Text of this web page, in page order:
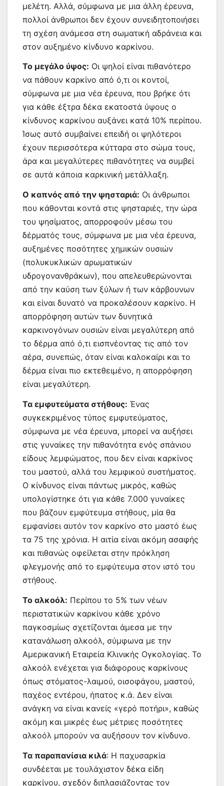
μελέτη. Αλλά, σύμφωνα με μια άλλη έρευνα,
πολλοί άνθρωποι δεν έχουν συνειδητοποιήσει
τη σχέση ανάμεσα στη σωματική αδράνεια και
στον αυξημένο κίνδυνο καρκίνου.
Το μεγάλο ύψος: Οι ψηλοί είναι πιθανότερο
να πάθουν καρκίνο από ό,τι οι κοντοί,
σύμφωνα με μια νέα έρευνα, που βρήκε ότι
για κάθε έξτρα δέκα εκατοστά ύψους ο
κίνδυνος καρκίνου αυξάνει κατά 10% περίπου.
Ίσως αυτό συμβαίνει επειδή οι ψηλότεροι
έχουν περισσότερα κύτταρα στο σώμα τους,
άρα και μεγαλύτερες πιθανότητες να συμβεί
σε αυτά κάποια καρκινική μετάλλαξη.
Ο καπνός από την ψησταριά: Οι άνθρωποι
που κάθονται κοντά στις ψησταριές, την ώρα
του ψησίματος, απορροφούν μέσω του
δέρματός τους, σύμφωνα με μια νέα έρευνα,
αυξημένες ποσότητες χημικών ουσιών
(πολυκυκλικών αρωματικών
υδρογονανθράκων), που απελευθερώνονται
από την καύση των ξύλων ή των κάρβουνων
και είναι δυνατό να προκαλέσουν καρκίνο. Η
απορρόφηση αυτών των δυνητικά
καρκινογόνων ουσιών είναι μεγαλύτερη από
το δέρμα από ό,τι εισπνέοντας τις από τον
αέρα, συνεπώς, όταν είναι καλοκαίρι και το
δέρμα είναι πιο εκτεθειμένο, η απορρόφηση
είναι μεγαλύτερη.
Τα εμφυτεύματα στήθους: Ένας
συγκεκριμένος τύπος εμφυτεύματος,
σύμφωνα με νέα έρευνα, μπορεί να αυξήσει
στις γυναίκες την πιθανότητα ενός σπάνιου
είδους λεμφώματος, που δεν είναι καρκίνος
του μαστού, αλλά του λεμφικού συστήματος.
Ο κίνδυνος είναι πάντως μικρός, καθώς
υπολογίστηκε ότι για κάθε 7.000 γυναίκες
που βάζουν εμφύτευμα στήθους, μία θα
εμφανίσει αυτόν τον καρκίνο στο μαστό έως
τα 75 της χρόνια. Η αιτία είναι ακόμη ασαφής
και πιθανώς οφείλεται στην πρόκληση
φλεγμονής από το εμφύτευμα στον ιστό του
στήθους.
Το αλκοόλ: Περίπου το 5% των νέων
περιστατικών καρκίνου κάθε χρόνο
παγκοσμίως σχετίζονται άμεσα με την
κατανάλωση αλκοόλ, σύμφωνα με την
Αμερικανική Εταιρεία Κλινικής Ογκολογίας. Το
αλκοόλ ενέχεται για διάφορους καρκίνους
όπως στόματος-λαιμού, οισοφάγου, μαστού,
παχέος εντέρου, ήπατος κ.ά. Δεν είναι
ανάγκη να είναι κανείς «γερό ποτήρι», καθώς
ακόμη και μικρές έως μέτριες ποσότητες
αλκοόλ μπορούν να αυξήσουν τον κίνδυνο.
Τα παραπανίσια κιλά: Η παχυσαρκία
συνδέεται με τουλάχιστον δέκα είδη
καρκίνου, σχεδόν διπλασιάζοντας τον